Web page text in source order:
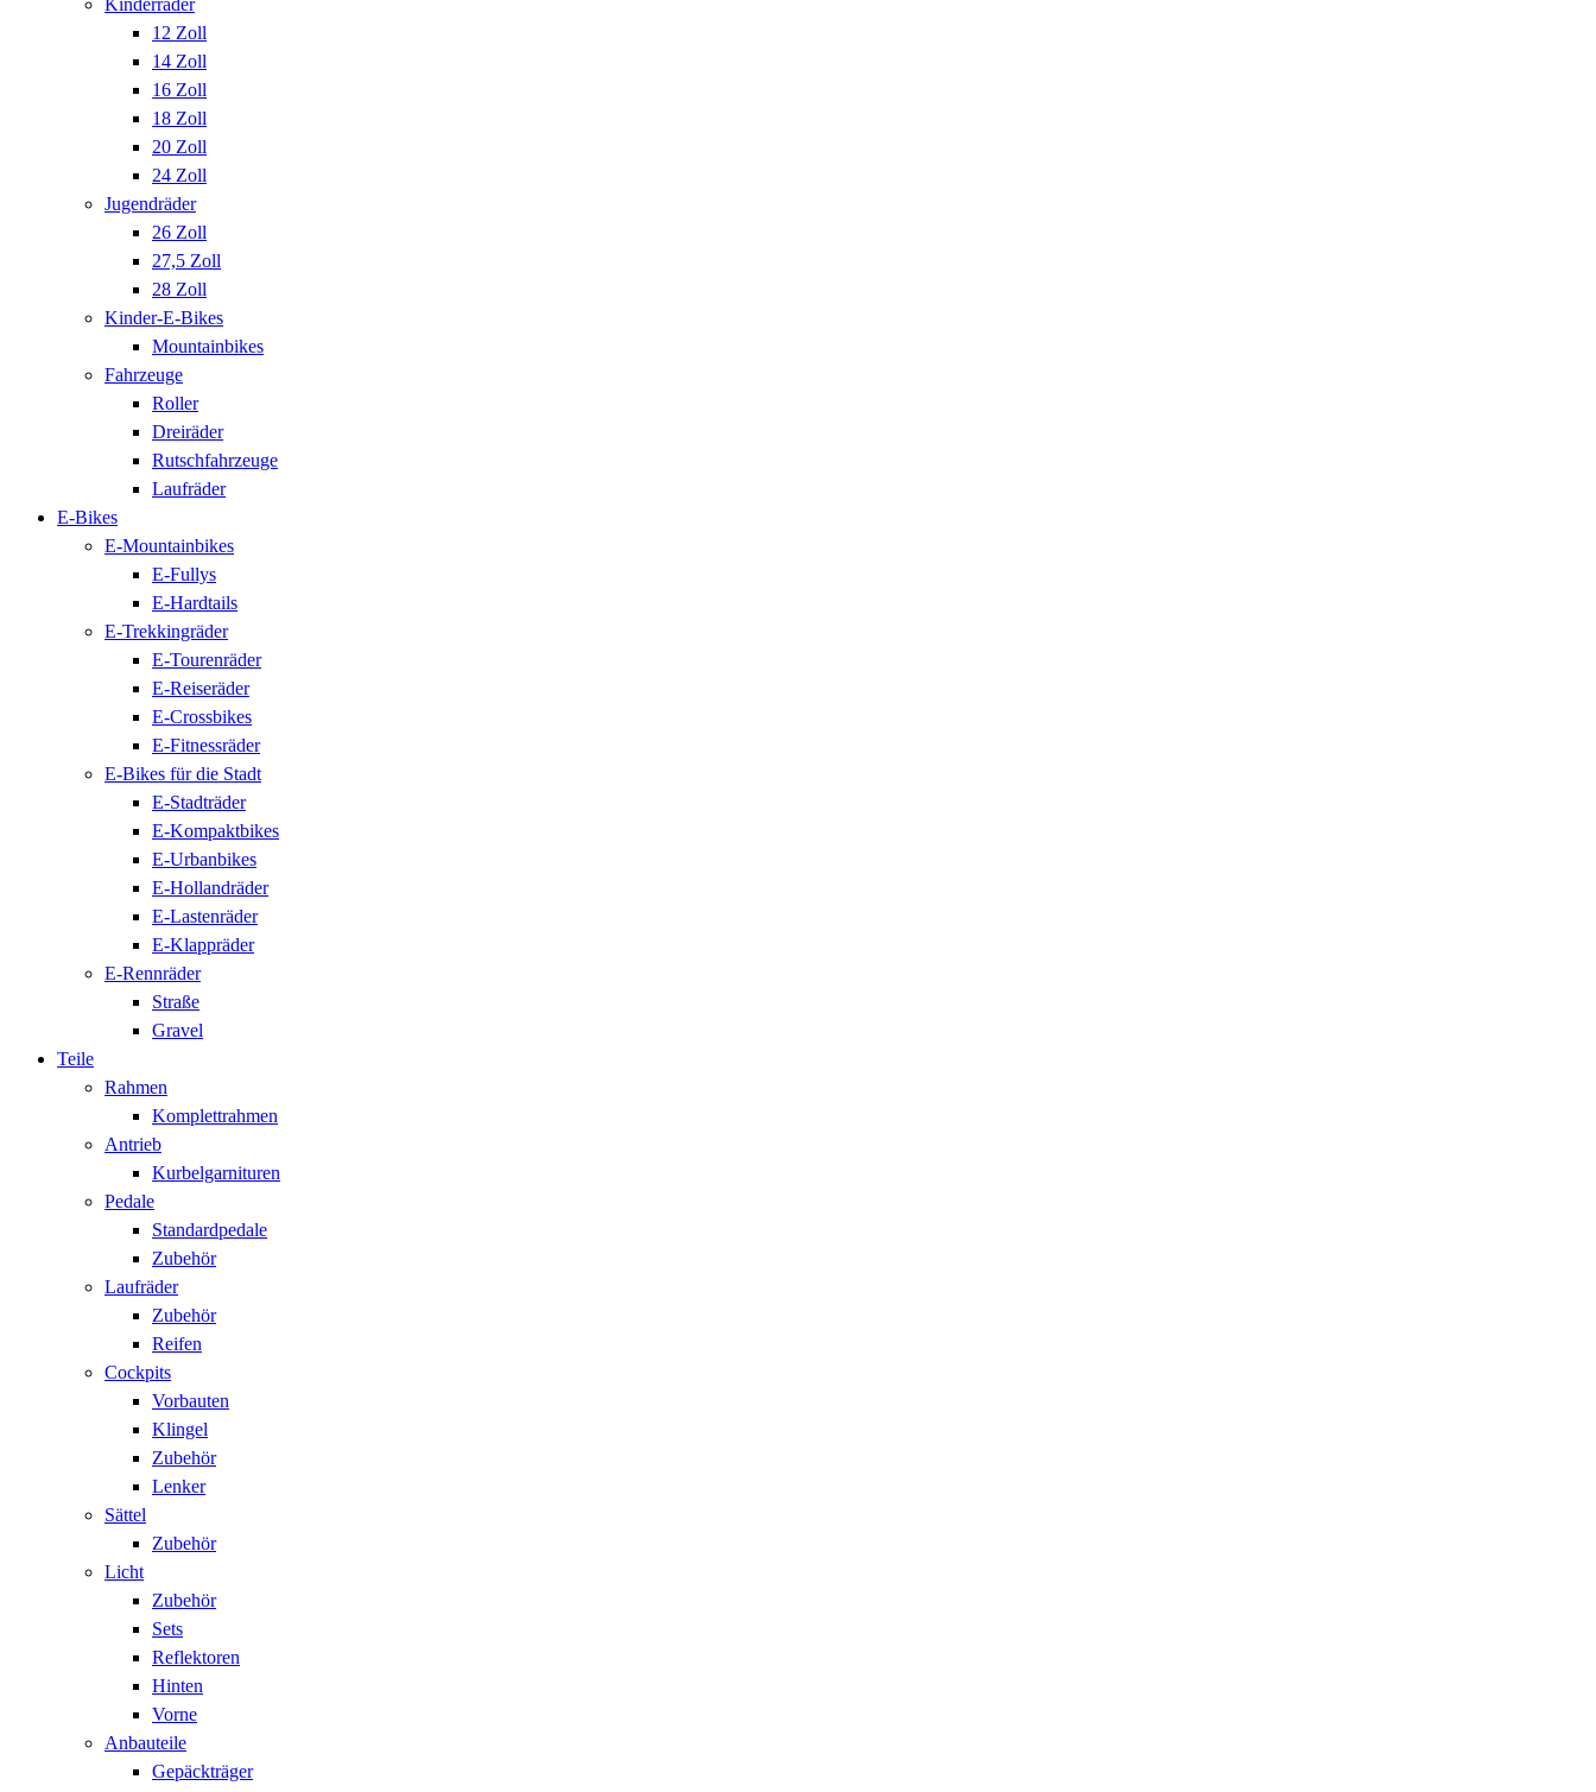
12 Zoll
14 Zoll
16 Zoll
18 Zoll
20 Zoll
24 Zoll
Jugendräder
26 Zoll
27,5 Zoll
28 Zoll
Kinder-E-Bikes
Mountainbikes
Fahrzeuge
Roller
Dreiräder
Rutschfahrzeuge
Laufräder
E-Bikes
E-Mountainbikes
E-Fullys
E-Hardtails
E-Trekkingräder
E-Tourenräder
E-Reiseräder
E-Crossbikes
E-Fitnessräder
E-Bikes für die Stadt
E-Stadträder
E-Kompaktbikes
E-Urbanbikes
E-Hollandräder
E-Lastenräder
E-Klappräder
E-Rennräder
Straße
Gravel
Teile
Rahmen
Komplettrahmen
Antrieb
Kurbelgarnituren
Pedale
Standardpedale
Zubehör
Laufräder
Zubehör
Reifen
Cockpits
Vorbauten
Klingel
Zubehör
Lenker
Sättel
Zubehör
Licht
Zubehör
Sets
Reflektoren
Hinten
Vorne
Anbauteile
Gepäckträger